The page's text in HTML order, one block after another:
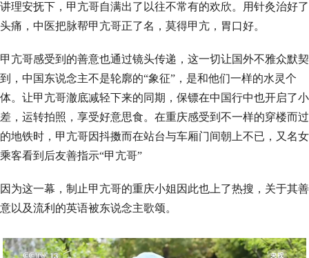
讲理安抚下，甲亢哥自满出了以往不常有的欢欣。用针灸治好了
头痛，中医把脉帮甲亢哥正了名，莫得甲亢，胃口好。
甲亢哥感受到的善意也通过镜头传递，这一切让国外不雅众默契
到，中国东说念主不是轮廓的“象征”，是和他们一样的水灵个
体。让甲亢哥澈底减轻下来的同期，保镖在中国行中也开启了小
差，运转拍照，享受好意思食。在重庆感受到不一样的穿楼而过
的地铁时，甲亢哥因抖擞而在站台与车厢门间朝上不已，又名女
乘客看到后友善指示“甲亢哥”
因为这一幕，制止甲亢哥的重庆小姐因此也上了热搜，关于其善
意以及流利的英语被东说念主歌颂。